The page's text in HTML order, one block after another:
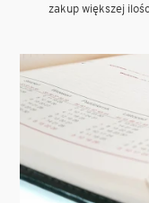
zakup większej